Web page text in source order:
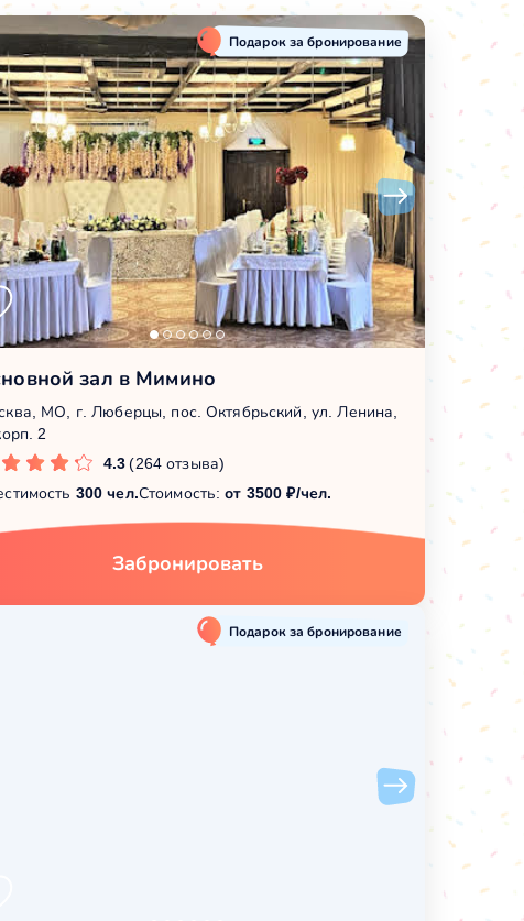
Подарок за бронирование
зал в Мимино
МО, г. Люберцы, пос. Октябрьский, ул. Ленина,
2
4.3 (264 отзыва)
300 чел.Стоимость:от 3500 ₽/чел.
Забронировать
Подарок за бронирование